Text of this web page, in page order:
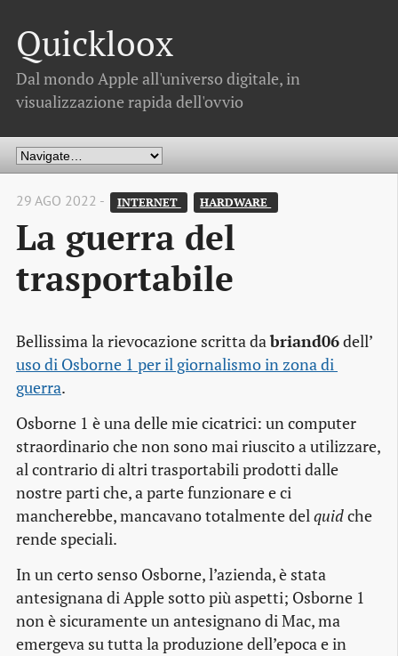
Quickloox
Dal mondo Apple all'universo digitale, in
visualizzazione rapida dell'ovvio
29 AGO 2022 - INTERNET HARDWARE
La guerra del
trasportabile
Bellissima la rievocazione scritta dabriand06dell’
uso di Osborne 1 per il giornalismo in zona di
guerra.
Osborne 1 è una delle mie cicatrici: un computer
straordinario che non sono mai riuscito a utilizzare,
al contrario di altri trasportabili prodotti dalle
nostre parti che, a parte funzionare e ci
mancherebbe, mancavano totalmente delquidche
rende speciali.
In un certo senso Osborne, l’azienda, è stata
antesignana di Apple sotto più aspetti; Osborne 1
non è sicuramente un antesignano di Mac, ma
emergeva su tutta la produzione dell’epoca e in